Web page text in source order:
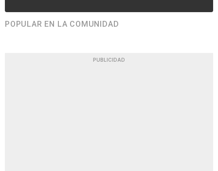
POPULAR EN LA COMUNIDAD
PUBLICIDAD